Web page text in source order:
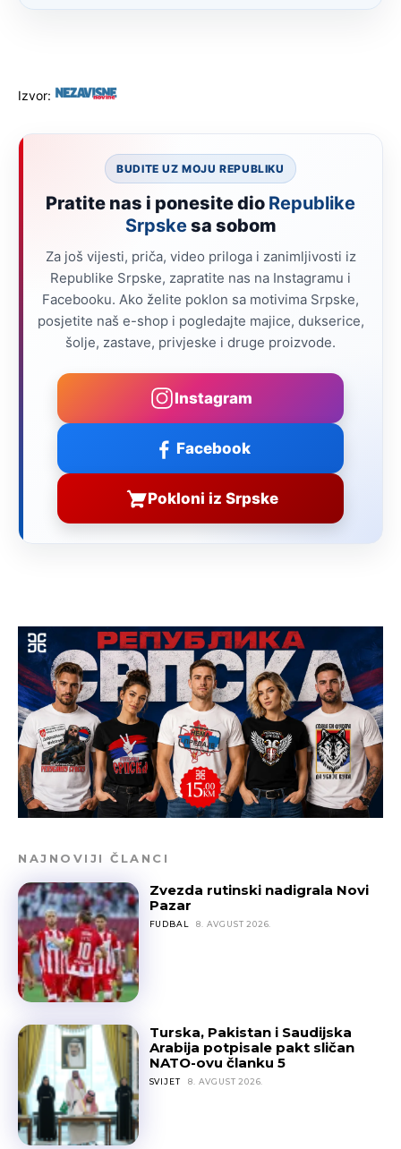
Izvor:
BUDITE UZ MOJU REPUBLIKU
Pratite nas i ponesite dio Republike
Srpskesa sobom
Za još vijesti, priča, video priloga i zanimljivosti iz
Republike Srpske, zapratite nas na Instagramu i
Facebooku. Ako želite poklon sa motivima Srpske,
posjetite naš e-shop i pogledajte majice, dukserice,
šolje, zastave, privjeske i druge proizvode.
Instagram
Facebook
Pokloni iz Srpske
NAJNOVIJI ČLANCI
Zvezda rutinski nadigrala Novi
Pazar
FUDBAL 8. AVGUST 2026.
Turska, Pakistan i Saudijska
Arabija potpisale pakt sličan
NATO-ovu članku 5
SVIJET 8. AVGUST 2026.